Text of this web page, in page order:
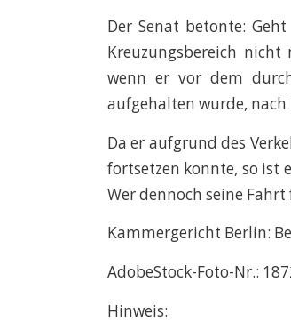
Der Senat betonte:
Kreuzungsbereich
wenn er vor dem
aufgehalten wurde,
Da er aufgrund des
fortsetzen konnte, so ist
Wer dennoch seine
Kammergericht Berlin:
AdobeStock-Foto-Nr.:
Hinweis: